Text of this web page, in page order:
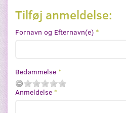
Tilføj anmeldelse:
Fornavn og Efternavn(e)
Bedømmelse
Anmeldelse